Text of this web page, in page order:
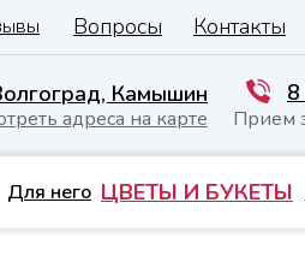
Вопросы
Прием
Камышин
ЦВЕТЫ И БУКЕТЫ
Для него
Контакты
адреса на карте